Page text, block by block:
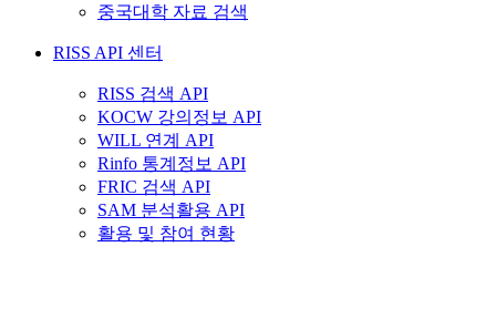
중국대학 자료 검색
RISS API 센터
RISS 검색 API
KOCW 강의정보 API
WILL 연계 API
Rinfo 통계정보 API
FRIC 검색 API
SAM 분석활용 API
활용 및 참여 현황